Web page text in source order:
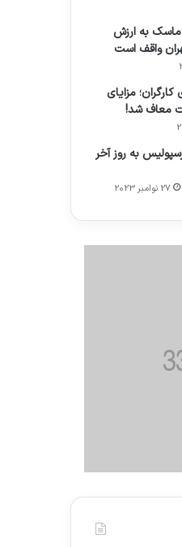
به ارزش
واقف است
مزایای
معاف شد!
به روز آخر
27 نوامبر 2023